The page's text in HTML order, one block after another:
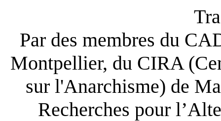
Par des membres du
Montpellier, du CIRA
sur l'Anarchisme) de
Recherches pour